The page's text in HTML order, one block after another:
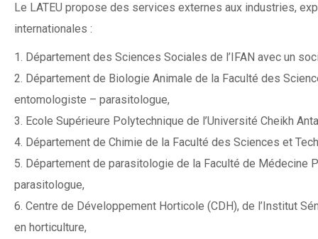
Le LATEU propose des services externes aux industries,
internationales :
1. Département des Sciences Sociales de l’IFAN avec un
2. Département de Biologie Animale de la Faculté des
entomologiste – parasitologue,
3. Ecole Supérieure Polytechnique de l’Université Cheikh
4. Département de Chimie de la Faculté des Sciences et
5. Département de parasitologie de la Faculté de Médecine
parasitologue,
6. Centre de Développement Horticole (CDH), de l’Institut
en horticulture,